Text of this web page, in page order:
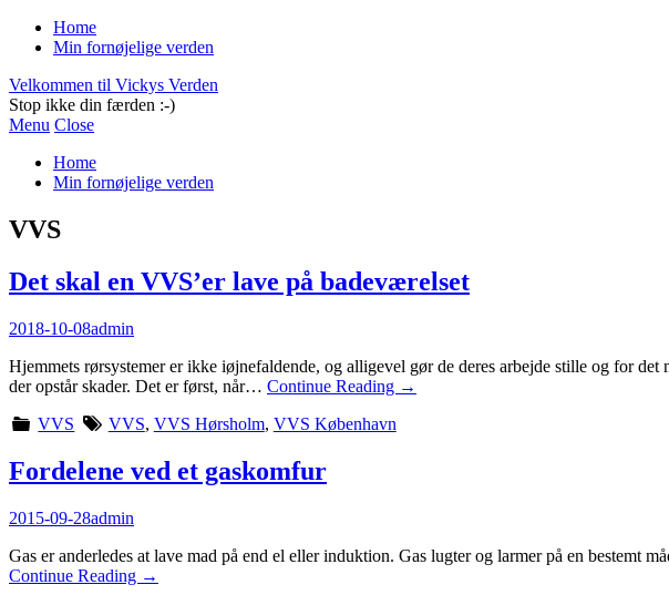
Home
Min fornøjelige verden
Velkommen til Vickys Verden
Stop ikke din færden :-)
Menu Close
Home
Min fornøjelige verden
VVS
Det skal en VVS’er lave på badeværelset
2018-10-08admin
Hjemmets rørsystemer er ikke iøjnefaldende, og alligevel gør de deres arbejde stille og for
der opstår skader. Det er først, når… Continue Reading →
VVS
VVS, VVS Hørsholm, VVS København
Fordelene ved et gaskomfur
2015-09-28admin
Gas er anderledes at lave mad på end el eller induktion. Gas lugter og larmer på en bestemt
Continue Reading →